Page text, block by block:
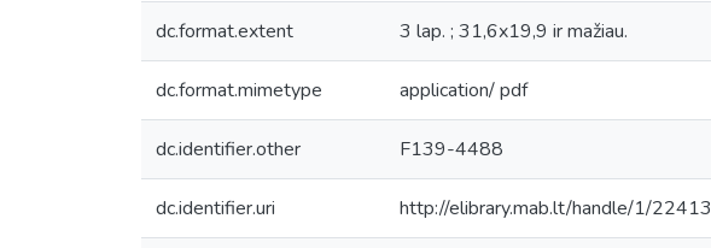
dc.format.extent 3 lap. ; 31,6x19,9 ir mažiau.
dc.format.mimetype application/ pdf
dc.identifier.other F139-4488
dc.identifier.uri http://elibrary.mab.lt/handle/1/22413